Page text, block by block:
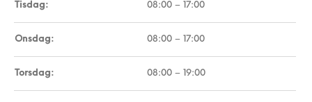
Tisdag: 08:00 – 17:00
Onsdag: 08:00 – 17:00
Torsdag: 08:00 – 19:00